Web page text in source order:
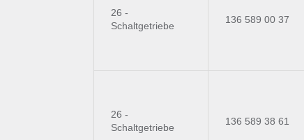
26 -
Schaltgetriebe
136 589 00 37
26 -
Schaltgetriebe
136 589 38 61